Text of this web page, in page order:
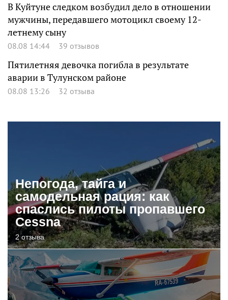
В Куйтуне следком возбудил дело в отношении
мужчины, передавшего мотоцикл своему 12-
летнему сыну
08.08 14:44 39 отзывов
Пятилетняя девочка погибла в результате
аварии в Тулунском районе
08.08 13:26 32 отзыва
Непогода, тайга и
самодельная рация: как
спаслись пилоты пропавшего
Cessna
2 отзыва